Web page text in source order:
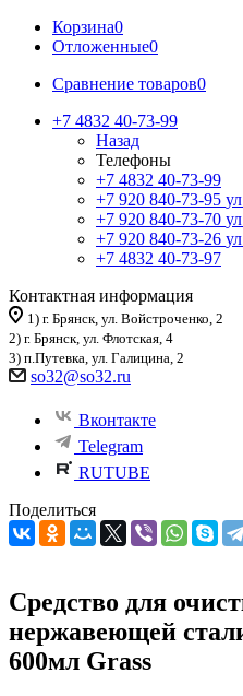
Корзина0
Отложенные0
Сравнение товаров0
+7 4832 40-73-99
Назад
Телефоны
+7 4832 40-73-99
+7 920 840-73-95
+7 920 840-73-70
+7 920 840-73-26
+7 4832 40-73-97
Контактная информация
1) г. Брянск, ул. Войстроченко, 2
2) г. Брянск, ул. Флотская, 4
3) п.Путевка, ул. Галицина, 2
so32@so32.ru
Вконтакте
Telegram
RUTUBE
Поделиться
Средство для
нержавеющей
600мл Grass